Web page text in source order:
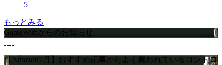
5
もっとみる
GameWithからのお知らせ
【Amazon7月】おすすめ記事からよく買われているコントロ